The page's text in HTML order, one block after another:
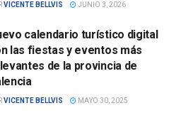
VICENTE BELLVIS JUNIO 3, 2026
calendario turístico digital
las fiestas y eventos más
de la provincia de
VICENTE BELLVIS MAYO 30, 2025